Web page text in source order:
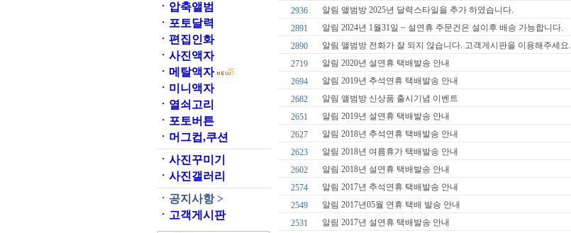
ㆍ 압축앨범
ㆍ 포토달력
ㆍ 편집인화
ㆍ 사진액자
ㆍ 메탈액자
ㆍ 미니액자
ㆍ 열쇠고리
ㆍ 포토버튼
ㆍ 머그컵,쿠션
ㆍ 사진꾸미기
ㆍ 사진갤러리
ㆍ 공지사항 >
ㆍ 고객게시판
2936 알림 앨범방 2025년 달력스타일을 추가 하였습니다.
2891 알림 2024년 1월31일 ~ 설연휴 주문건은 설이후 배송 가능합니다.
2890 알림 앨범방 전화가 잘 되지 않습니다. 고객게시판을 이용해주세요.
2719 알림 2020년 설연휴 택배발송 안내
2694 알림 2019년 추석연휴 택배발송 안내
2682 알림 앨범방 신상품 출시기념 이벤트
2651 알림 2019년 설연휴 택배발송 안내
2627 알림 2018년 추석연휴 택배발송 안내
2623 알림 2018년 여름휴가 택배발송 안내
2602 알림 2018년 설연휴 택배발송 안내
2574 알림 2017년 추석연휴 택배발송 안내
2549 알림 2017년05월 연휴 택배 발송 안내
2531 알림 2017년 설연휴 택배발송 안내